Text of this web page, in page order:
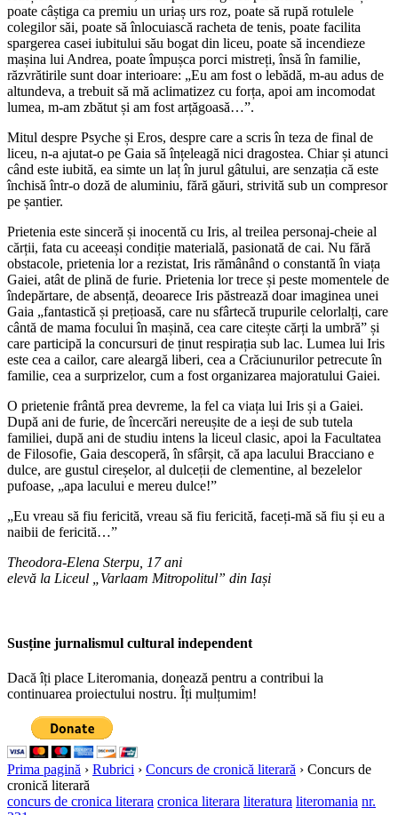
poate câștiga ca premiu un uriaș urs roz, poate să rupă rotulele
colegilor săi, poate să înlocuiască racheta de tenis, poate facilita
spargerea casei iubitului său bogat din liceu, poate să incendieze
mașina lui Andrea, poate împușca porci mistreți, însă în familie,
răzvrătirile sunt doar interioare: „Eu am fost o lebădă, m-au adus de
altundeva, a trebuit să mă aclimatizez cu forța, apoi am incomodat
lumea, m-am zbătut și am fost arțăgoasă…”.
Mitul despre Psyche și Eros, despre care a scris în teza de final de
liceu, n-a ajutat-o pe Gaia să înțeleagă nici dragostea. Chiar și atunci
când este iubită, ea simte un laț în jurul gâtului, are senzația că este
închisă într-o doză de aluminiu, fără găuri, strivită sub un compresor
pe șantier.
Prietenia este sinceră și inocentă cu Iris, al treilea personaj-cheie al
cărții, fata cu aceeași condiție materială, pasionată de cai. Nu fără
obstacole, prietenia lor a rezistat, Iris rămânând o constantă în viața
Gaiei, atât de plină de furie. Prietenia lor trece și peste momentele de
îndepărtare, de absență, deoarece Iris păstrează doar imaginea unei
Gaia „fantastică și prețioasă, care nu sfârtecă trupurile celorlalți, care
cântă de mama focului în mașină, cea care citește cărți la umbră” și
care participă la concursuri de ținut respirația sub lac. Lumea lui Iris
este cea a cailor, care aleargă liberi, cea a Crăciunurilor petrecute în
familie, cea a surprizelor, cum a fost organizarea majoratului Gaiei.
O prietenie frântă prea devreme, la fel ca viața lui Iris și a Gaiei.
După ani de furie, de încercări nereușite de a ieși de sub tutela
familiei, după ani de studiu intens la liceul clasic, apoi la Facultatea
de Filosofie, Gaia descoperă, în sfârșit, că apa lacului Bracciano e
dulce, are gustul cireșelor, al dulceții de clementine, al bezelelor
pufoase, „apa lacului e mereu dulce!”
„Eu vreau să fiu fericită, vreau să fiu fericită, faceți-mă să fiu și eu a
naibii de fericită…”
Theodora-Elena Sterpu, 17 ani
elevă la Liceul „Varlaam Mitropolitul” din Iași
Susține jurnalismul cultural independent
Dacă îți place Literomania, donează pentru a contribui la
continuarea proiectului nostru. Îți mulțumim!
Prima pagină › Rubrici › Concurs de cronică literară › Concurs de
cronică literară
concurs de cronica literara cronica literara literatura literomania nr.